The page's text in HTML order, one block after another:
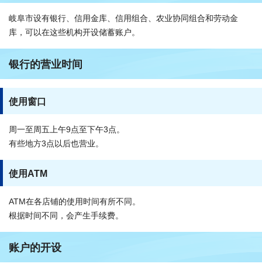
岐阜市设有银行、信用金库、信用组合、农业协同组合和劳动金
库，可以在这些机构开设储蓄账户。
银行的营业时间
使用窗口
周一至周五上午9点至下午3点。
有些地方3点以后也营业。
使用ATM
ATM在各店铺的使用时间有所不同。
根据时间不同，会产生手续费。
账户的开设